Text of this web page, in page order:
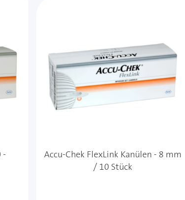
-
Accu-Chek FlexLink Kanülen - 8 mm
/ 10 Stück